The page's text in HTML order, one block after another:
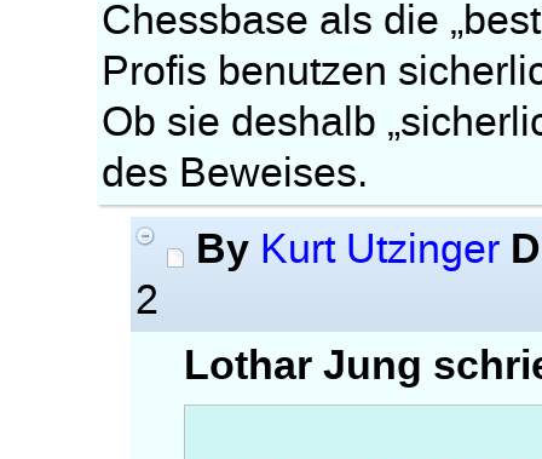
Chessbase als die
Profis benutzen
Ob sie deshalb
des Beweises.
By Kurt Utzinger
2
Lothar Jung